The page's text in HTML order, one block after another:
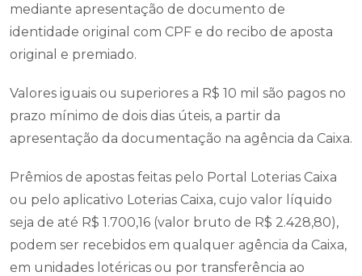
mediante apresentação de documento de
identidade original com CPF e do recibo de aposta
original e premiado.
Valores iguais ou superiores a R$ 10 mil são pagos no
prazo mínimo de dois dias úteis, a partir da
apresentação da documentação na agência da Caixa.
Prêmios de apostas feitas pelo Portal Loterias Caixa
ou pelo aplicativo Loterias Caixa, cujo valor líquido
seja de até R$ 1.700,16 (valor bruto de R$ 2.428,80),
podem ser recebidos em qualquer agência da Caixa,
em unidades lotéricas ou por transferência ao